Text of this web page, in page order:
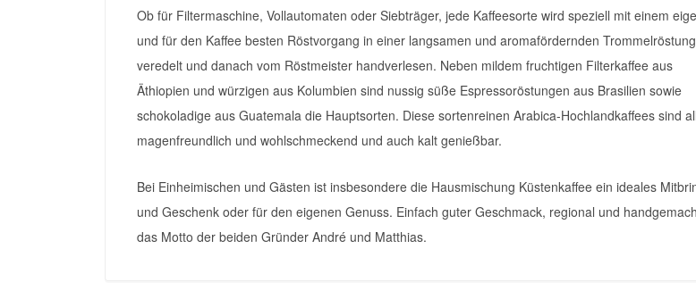
Ob für Filtermaschine, Vollautomaten oder Siebträger, jede Kaffeesorte wird speziell mit einem
und für den Kaffee besten Röstvorgang in einer langsamen und aromafördernden Trommelröstung
veredelt und danach vom Röstmeister handverlesen. Neben mildem fruchtigen Filterkaffee aus
Äthiopien und würzigen aus Kolumbien sind nussig süße Espressoröstungen aus Brasilien sowie
schokoladige aus Guatemala die Hauptsorten. Diese sortenreinen Arabica-Hochlandkaffees sind
magenfreundlich und wohlschmeckend und auch kalt genießbar.
Bei Einheimischen und Gästen ist insbesondere die Hausmischung Küstenkaffee ein ideales
und Geschenk oder für den eigenen Genuss. Einfach guter Geschmack, regional und
das Motto der beiden Gründer André und Matthias.